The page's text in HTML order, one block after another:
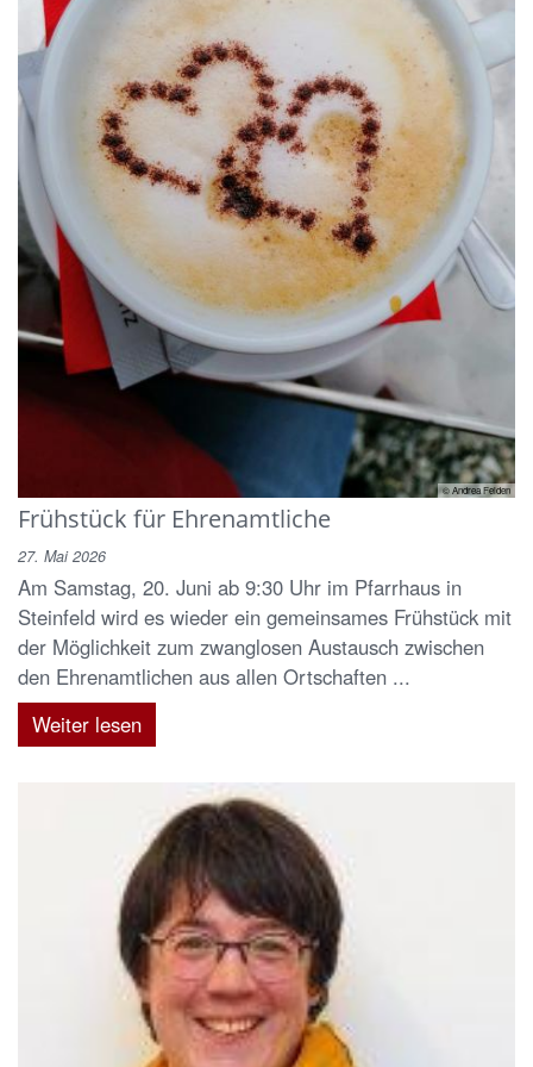
© Andrea Felden
Frühstück für Ehrenamtliche
27. Mai 2026
Am Samstag, 20. Juni ab 9:30 Uhr im Pfarrhaus in
Steinfeld wird es wieder ein gemeinsames Frühstück mit
der Möglichkeit zum zwanglosen Austausch zwischen
den Ehrenamtlichen aus allen Ortschaften ...
Weiter lesen